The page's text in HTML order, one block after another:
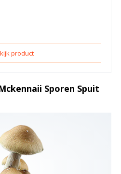
product
Sporen Spuit